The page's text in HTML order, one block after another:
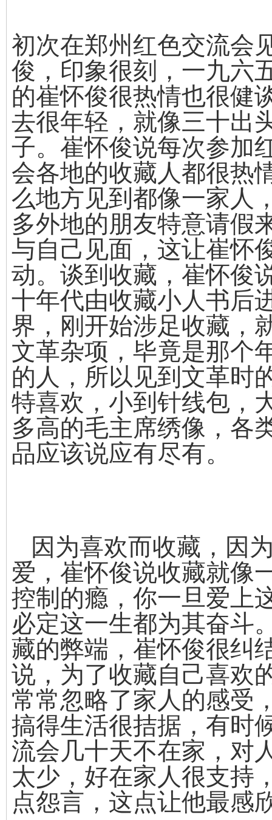
初次在郑州红色交流会
俊，印象很刻，一九六
的崔怀俊很热情也很健
去很年轻，就像三十出
子。崔怀俊说每次参加
会各地的收藏人都很热
么地方见到都像一家人
多外地的朋友特意请假
与自己见面，这让崔怀
动。谈到收藏，崔怀俊
十年代由收藏小人书后
界，刚开始涉足收藏，
文革杂项，毕竟是那个
的人，所以见到文革时
特喜欢，小到针线包，
多高的毛主席绣像，各
品应该说应有尽有。
因为喜欢而收藏，因
爱，崔怀俊说收藏就像
控制的瘾，你一旦爱上
必定这一生都为其奋斗
藏的弊端，崔怀俊很纠
说，为了收藏自己喜欢
常常忽略了家人的感受
搞得生活很拮据，有时
流会几十天不在家，对
太少，好在家人很支持
点怨言，这点让他最感